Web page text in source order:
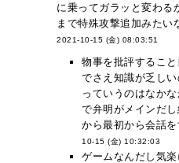
に乗ってガラッと変わる
まで特殊攻撃追加みた
2021-10-15 (金) 08:03:51
物事を批評するこ
でさえ知識が乏し
っていうのはなか
で弁明がメインだ
から最初から会話
10-15 (金) 10:32:03
ゲームなんだし気